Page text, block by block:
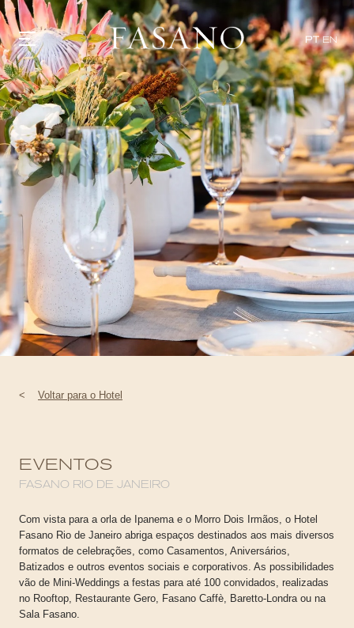
PT EN
GASTRONOMIA
HOTÉIS
EXPERIÊNCIAS
EVENTOS
VILLAS
SHOP | SELEZIONE
DESCUBRA
WHAT'S COOKING
CORRIERE
HISTÓRIA
SUSTENTABILIDADE
CONTATO
< Voltar para o Hotel
EVENTOS
FASANO RIO DE JANEIRO
Com vista para a orla de Ipanema e o Morro Dois Irmãos, o Hotel
Fasano Rio de Janeiro abriga espaços destinados aos mais diversos
formatos de celebrações, como Casamentos, Aniversários,
Batizados e outros eventos sociais e corporativos. As possibilidades
vão de Mini-Weddings a festas para até 100 convidados, realizadas
no Rooftop, Restaurante Gero, Fasano Caffè, Baretto-Londra ou na
Sala Fasano.